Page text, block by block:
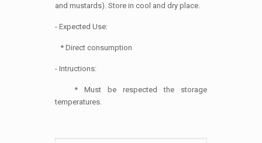
and mustards). Store in cool and dry place.
- Expected Use:
* Direct consumption
- Intructions:
* Must be respected the storage
temperatures.